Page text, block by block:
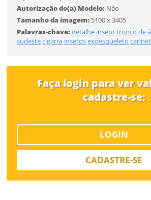
Autorização do(a) Modelo: Não
Tamanho da imagem: 5100 x 3405
Palavras-chave:detalhe inseto tronco de
sudestecigarra insetosexoesqueleto
Faça login para ver
cadastre-se:
LOGIN
CADASTRE-SE
Status
SALVAR